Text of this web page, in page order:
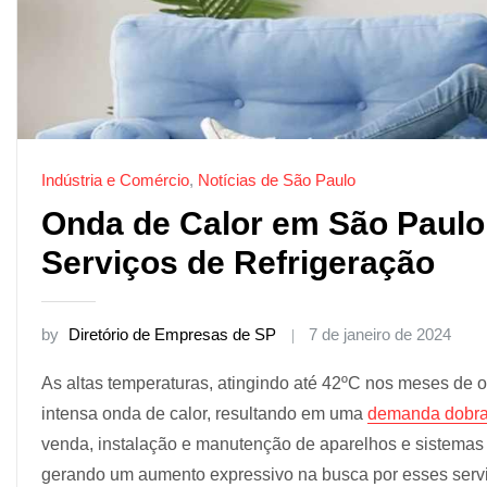
Indústria e Comércio, Notícias de São Paulo
Onda de Calor em São
Serviços de Refrigeração
by Diretório de Empresas de SP 7 de janeiro de 2024
As altas temperaturas, atingindo até 42ºC nos meses
intensa onda de calor, resultando em uma demanda
venda, instalação e manutenção de aparelhos e sistemas
gerando um aumento expressivo na busca por esses